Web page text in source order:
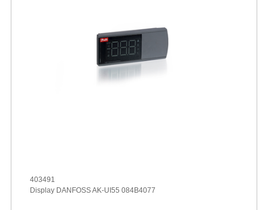
403491
Display DANFOSS AK-UI55 084B4077